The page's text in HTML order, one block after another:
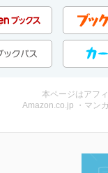
本ページはアフ
Amazon.co.jp ・マン